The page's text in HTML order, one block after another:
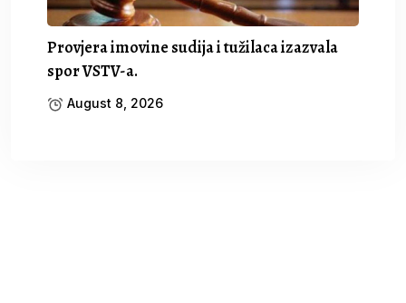
Provjera imovine sudija i tužilaca izazvala
spor VSTV-a.
August 8, 2026